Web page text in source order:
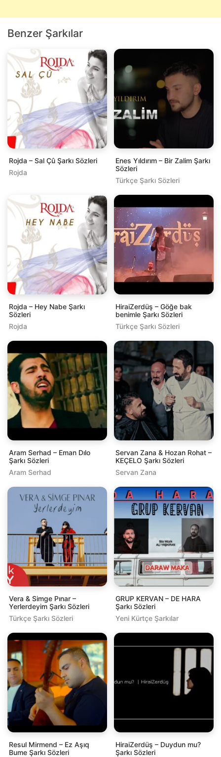
Benzer Şarkılar
Rojda – Sal Çû Şarkı Sözleri
Rojda
Enes Yıldırım – Bir Zalim Şarkı
Sözleri
Türkçe Şarkı Sözleri
Rojda – Hey Nabe Şarkı
Sözleri
Rojda
HiraiZerdüş – Göğe bak
benimle Şarkı Sözleri
Türkçe Şarkı Sözleri
Aram Serhad – Eman Dılo
Şarkı Sözleri
Aram Serhad
Servan Zana & Hozan Rohat –
KEÇELO Şarkı Sözleri
Servan Zana
Vera & Simge Pınar –
Yerlerdeyim Şarkı Sözleri
Türkçe Şarkı Sözleri
GRUP KERVAN – DE HARA
Şarkı Sözleri
Yeni Kürtçe Şarkılar
Resul Mirmend – Ez Aşıq
Bume Şarkı Sözleri
HiraiZerdüş – Duydun mu?
Şarkı Sözleri